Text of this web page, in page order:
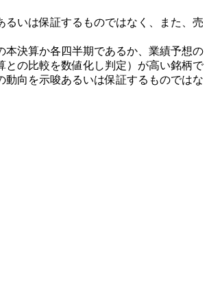
いは保証するものではなく、また、売
決算か各四半期であるか、業績予想の
の比較を数値化し判定）が高い銘柄で
向を示唆あるいは保証するものではな